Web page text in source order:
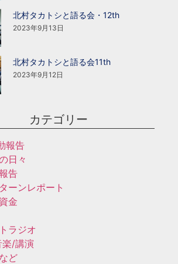
北村タカトシと語る会・12th
2023年9月13日
北村タカトシと語る会11th
2023年9月12日
カテゴリー
報告
日々
告
ーンレポート
金
ラジオ
/講演
ど